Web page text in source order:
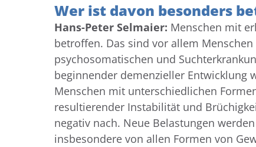
Wer ist davon besonders
Hans-Peter Selmaier: Menschen mit
betroffen. Das sind vor allem
psychosomatischen und
beginnender demenzieller Entwicklung
Menschen mit unterschiedlichen
resultierender Instabilität und
negativ nach. Neue Belastungen
insbesondere von allen Formen von